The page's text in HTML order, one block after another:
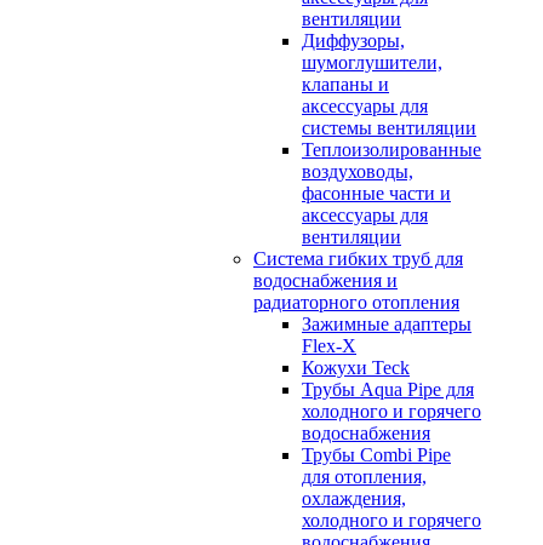
вентиляции
Диффузоры,
шумоглушители,
клапаны и
аксессуары для
системы вентиляции
Теплоизолированные
воздуховоды,
фасонные части и
аксессуары для
вентиляции
Система гибких труб для
водоснабжения и
радиаторного отопления
Зажимные адаптеры
Flex-X
Кожухи Teck
Трубы Aqua Pipe для
холодного и горячего
водоснабжения
Трубы Combi Pipe
для отопления,
охлаждения,
холодного и горячего